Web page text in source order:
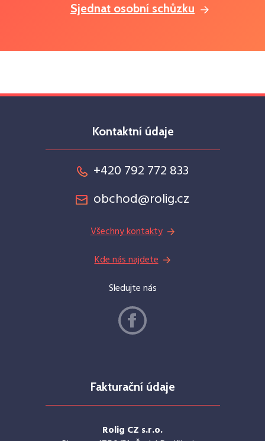
Sjednat osobní schůzku
Kontaktní údaje
+420 792 772 833
obchod@rolig.cz
Všechny kontakty
Kde nás najdete
Sledujte nás
Fakturační údaje
Rolig CZ s.r.o.